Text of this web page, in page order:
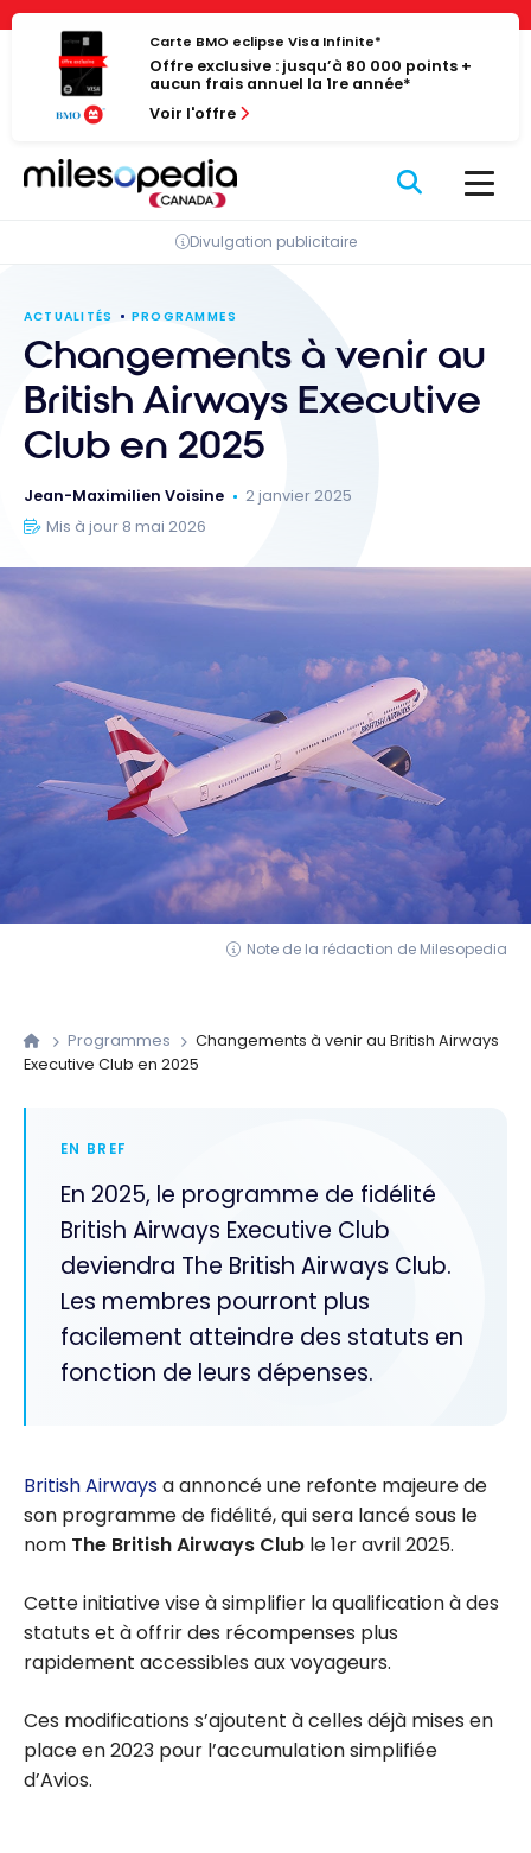
Panneau de gestion des cookies
Passer
contenu
Carte BMO eclipse Visa Infinite*
Offre exclusive : jusqu’à 80 000 points +
aucun frais annuel la 1re année*
Voir l'offre
Divulgation publicitaire
ACTUALITÉS PROGRAMMES
Changements à venir au
British Airways Executive
Club en 2025
Jean-Maximilien Voisine
2 janvier 2025
Mis à jour 8 mai 2026
Note de la rédaction de Milesopedia
Programmes
Changements à venir au British Airways
Executive Club en 2025
EN BREF
En 2025, le programme de fidélité
British Airways Executive Club
deviendra The British Airways Club.
Les membres pourront plus
facilement atteindre des statuts en
fonction de leurs dépenses.
British Airwaysa annoncé une refonte majeure de
son programme de fidélité, qui sera lancé sous le
nom The British Airways Club le 1er avril 2025.
Cette initiative vise à simplifier la qualification à des
statuts et à offrir des récompenses plus
rapidement accessibles aux voyageurs.
Ces modifications s’ajoutent à celles déjà mises en
place en 2023 pour l’accumulation simplifiée
d’Avios.